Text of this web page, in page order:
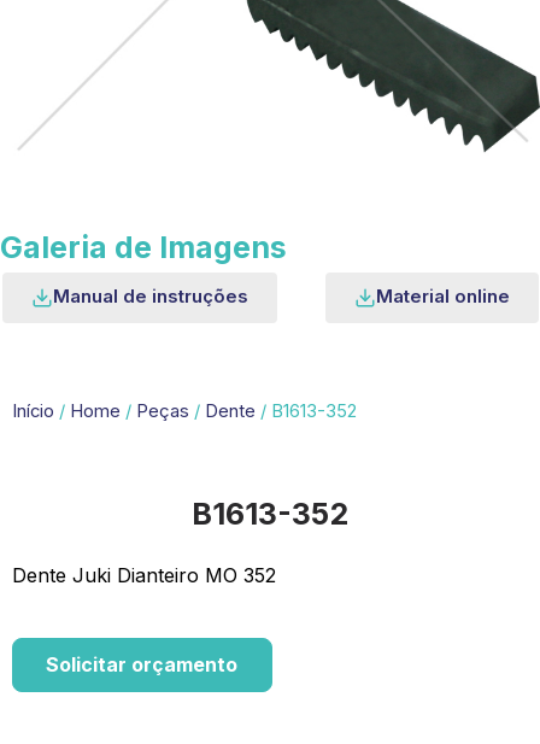
Galeria de Imagens
Manual de instruções Material online
Início / Home / Peças / Dente / B1613-352
B1613-352
Dente Juki Dianteiro MO 352
Solicitar orçamento